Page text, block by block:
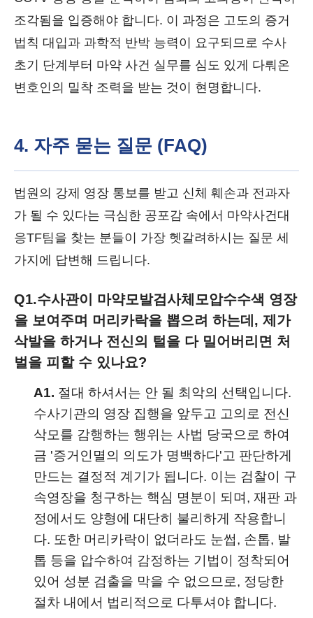
조각됨을 입증해야 합니다. 이 과정은 고도의 증거
법칙 대입과 과학적 반박 능력이 요구되므로 수사
초기 단계부터 마약 사건 실무를 심도 있게 다뤄온
변호인의 밀착 조력을 받는 것이 현명합니다.
4. 자주 묻는 질문 (FAQ)
법원의 강제 영장 통보를 받고 신체 훼손과 전과자
가 될 수 있다는 극심한 공포감 속에서 마약사건대
응TF팀을 찾는 분들이 가장 헷갈려하시는 질문 세
가지에 답변해 드립니다.
Q1.수사관이 마약모발검사체모압수수색 영장
을 보여주며 머리카락을 뽑으려 하는데, 제가
삭발을 하거나 전신의 털을 다 밀어버리면 처
벌을 피할 수 있나요?
A1. 절대 하셔서는 안 될 최악의 선택입니다.
수사기관의 영장 집행을 앞두고 고의로 전신
삭모를 감행하는 행위는 사법 당국으로 하여
금 '증거인멸의 의도가 명백하다'고 판단하게
만드는 결정적 계기가 됩니다. 이는 검찰이 구
속영장을 청구하는 핵심 명분이 되며, 재판 과
정에서도 양형에 대단히 불리하게 작용합니
다. 또한 머리카락이 없더라도 눈썹, 손톱, 발
톱 등을 압수하여 감정하는 기법이 정착되어
있어 성분 검출을 막을 수 없으므로, 정당한
절차 내에서 법리적으로 다투셔야 합니다.